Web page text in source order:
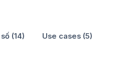
(14) Use cases (5)